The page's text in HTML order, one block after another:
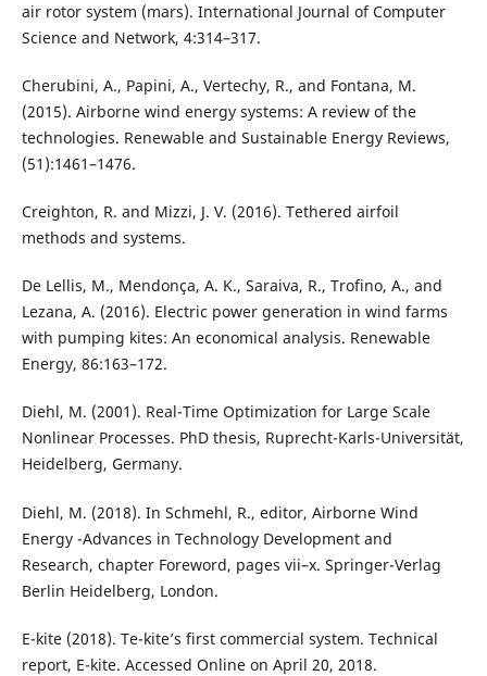
air rotor system (mars). International Journal of Computer
Science and Network, 4:314–317.
Cherubini, A., Papini, A., Vertechy, R., and Fontana, M.
(2015). Airborne wind energy systems: A review of the
technologies. Renewable and Sustainable Energy Reviews,
(51):1461–1476.
Creighton, R. and Mizzi, J. V. (2016). Tethered airfoil
methods and systems.
De Lellis, M., Mendonça, A. K., Saraiva, R., Trofino, A., and
Lezana, A. (2016). Electric power generation in wind farms
with pumping kites: An economical analysis. Renewable
Energy, 86:163–172.
Diehl, M. (2001). Real-Time Optimization for Large Scale
Nonlinear Processes. PhD thesis, Ruprecht-Karls-Universität,
Heidelberg, Germany.
Diehl, M. (2018). In Schmehl, R., editor, Airborne Wind
Energy -Advances in Technology Development and
Research, chapter Foreword, pages vii–x. Springer-Verlag
Berlin Heidelberg, London.
E-kite (2018). Te-kite’s first commercial system. Technical
report, E-kite. Accessed Online on April 20, 2018.